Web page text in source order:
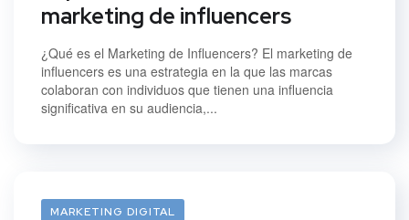
marketing de influencers
¿Qué es el Marketing de Influencers? El marketing de
influencers es una estrategia en la que las marcas
colaboran con individuos que tienen una influencia
significativa en su audiencia,...
MARKETING DIGITAL
12/01/2024